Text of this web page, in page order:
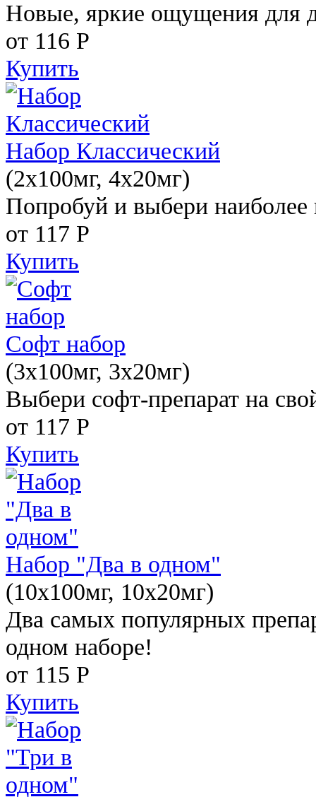
Новые, яркие ощущения для
от 116 Р
Купить
Набор Классический
(2x100мг, 4x20мг)
Попробуй и выбери наиболее
от 117 Р
Купить
Софт набор
(3x100мг, 3x20мг)
Выбери софт-препарат на
от 117 Р
Купить
Набор "Два в одном"
(10x100мг, 10x20мг)
Два самых популярных
одном наборе!
от 115 Р
Купить